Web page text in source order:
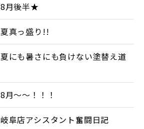
8月後半★
夏真っ盛り!!
夏にも暑さにも負けない塗替え道
8月～～！！！
岐阜店アシスタント奮闘日記